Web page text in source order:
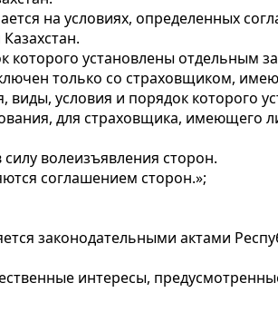
на условиях, определенных
которого установлены отдельным
только со страховщиком,
виды, условия и порядок которого
для страховщика, имеющего
волеизъявления сторон.
соглашением сторон.»;
законодательными актами
интересы,